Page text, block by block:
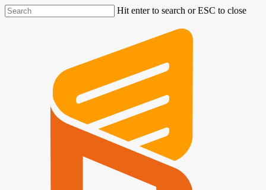
Hit enter to search or ESC to close